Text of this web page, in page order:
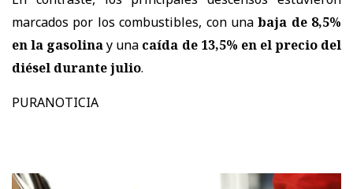
marcados por los combustibles, con unabaja de 8,5%
en la gasolinay una caída de 13,5% en el precio del
diésel durante julio.
PURANOTICIA